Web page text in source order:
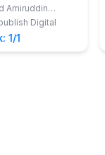
Informasi
Scrum
Amiruddin
Digital
1/1